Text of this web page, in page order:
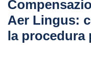
Aer Lingus:
la procedura